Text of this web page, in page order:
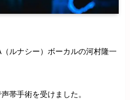
ルナシー）ボーカルの河村隆一
帯手術を受けました。